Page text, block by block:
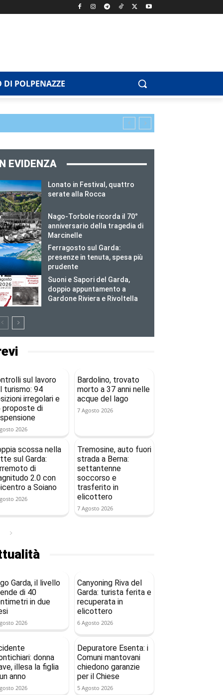
DI POLPENAZZE
EVIDENZA
Lonato in Festival, quattro
serate alla Rocca
Nago-Torbole ricorda il 70°
anniversario della tragedia di
Marcinelle
Ferragosto sul Garda:
presenze in tenuta, spesa più
prudente
Suoni e Sapori del Garda,
doppio appuntamento a
Gardone Riviera e Rivoltella
sul lavoro
turismo: 94
irregolari e
proposte di
2026
Bardolino, trovato
morto a 37 anni nelle
acque del lago
7 Agosto 2026
scossa nella
sul Garda:
di
2.0 con
a Soiano
2026
Tremosine, auto fuori
strada a Berna:
settantenne
soccorso e
trasferito in
elicottero
7 Agosto 2026
Garda, il livello
di 40
in due
2026
Canyoning Riva del
Garda: turista ferita e
recuperata in
elicottero
6 Agosto 2026
donna
illesa la figlia
anno
2026
Depuratore Esenta: i
Comuni mantovani
chiedono garanzie
per il Chiese
5 Agosto 2026